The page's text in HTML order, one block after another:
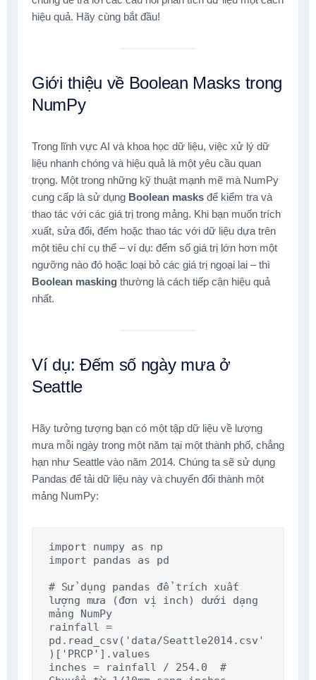
hiệu quả. Hãy cùng bắt đầu!
Giới thiệu về Boolean Masks trong
NumPy
Trong lĩnh vực AI và khoa học dữ liệu, việc xử lý dữ
liệu nhanh chóng và hiệu quả là một yêu cầu quan
trọng. Một trong những kỹ thuật mạnh mẽ mà NumPy
cung cấp là sử dụng Boolean masks để kiểm tra và
thao tác với các giá trị trong mảng. Khi bạn muốn trích
xuất, sửa đổi, đếm hoặc thao tác với dữ liệu dựa trên
một tiêu chí cụ thể – ví dụ: đếm số giá trị lớn hơn một
ngưỡng nào đó hoặc loại bỏ các giá trị ngoại lai – thì
Boolean masking thường là cách tiếp cận hiệu quả
nhất.
Ví dụ: Đếm số ngày mưa ở
Seattle
Hãy tưởng tượng bạn có một tập dữ liệu về lượng
mưa mỗi ngày trong một năm tại một thành phố, chẳng
hạn như Seattle vào năm 2014. Chúng ta sẽ sử dụng
Pandas để tải dữ liệu này và chuyển đổi thành một
mảng NumPy:
import numpy as np
import pandas as pd
# Sử dụng pandas để trích xuất
lượng mưa (đơn vị inch) dưới dạng
mảng NumPy
rainfall =
pd.read_csv('data/Seattle2014.csv'
)['PRCP'].values
inches = rainfall / 254.0  #